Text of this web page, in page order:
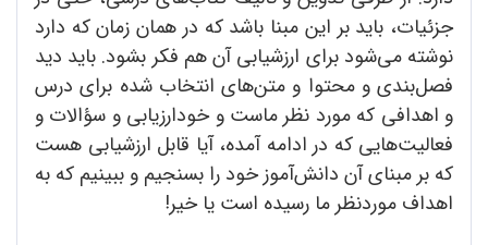
جزئیات، باید بر این مبنا باشد که در همان زمان که دارد
نوشته می‌شود برای ارزشیابی آن هم فکر بشود. باید دید
فصل‌بندی و محتوا و متن‌های انتخاب شده برای درس
و اهدافی که مورد نظر ماست و خودارزیابی و سؤالات و
فعالیت‌هایی که در ادامه آمده، آیا قابل ارزشیابی هست
که بر مبنای آن دانش‌آموز خود را بسنجیم و ببینیم که به
اهداف مورد‌نظر ما رسیده است یا خیر!